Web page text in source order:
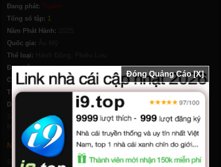
Đang phát: Trailer
Tổng số tập: 1
Năm Phát Hành:
Quốc gia:
Thể loại:
Đạo diễn: Hicham Hajji
Chất lượng: HD-Vietsub
Thời lượng:105 Phút
Diễn viên: Cillian O'Sullivan, Gary Dourdan Robert Knepper,
Soraya Azzabi,Eric Roberts,Luka Peroš , Kacey Mottet Klein,
Mourad Zaoui,Julian Mileta
Nội dung phim Công chúa thất lạc
Sau khi một ảo ảnh Ayahuasca đưa anh đến một lâu đài ma ám,
Đóng Quảng Cáo [X]